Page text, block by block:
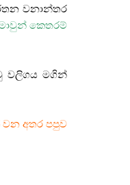
වනාන්තර
කෙතරම්
වලිගය මගින්
අතර පපුව